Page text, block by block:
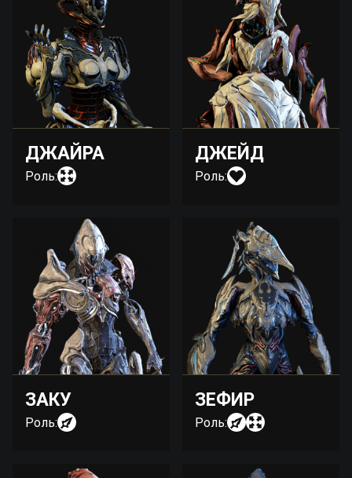
ДЖАЙРА
Роль:
ДЖЕЙД
Роль:
ЗАКУ
Роль:
ЗЕФИР
Роль: